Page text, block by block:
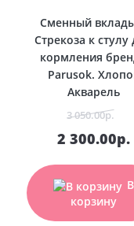
Сменный
Стрекоза к стулу
кормления
Parusok.
Акварель
3 050.00р.
2 300.00р.
В
корзину